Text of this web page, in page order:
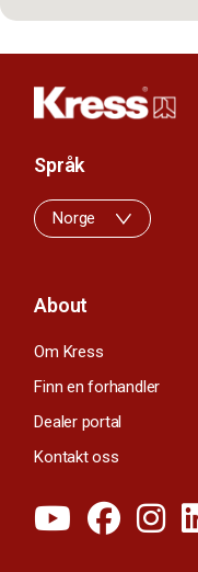
About
Om Kress
Finn en forhandler
Dealer portal
Kontakt oss
Språk
Norge